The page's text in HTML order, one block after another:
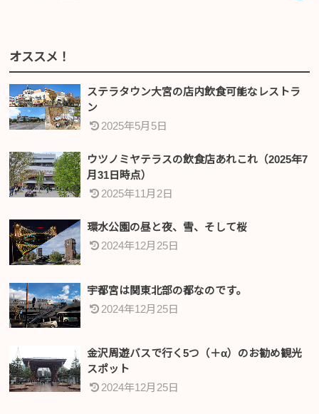
オススメ！
ステラタウン大宮の店内飲食可能なレストラ
ン
2025年5月5日
ウツノミヤテラスの飲食店あれこれ（2025年7
月31日時点）
2025年11月2日
環水公園の昼と夜、雪、そして桜
2024年12月25日
宇都宮は関東北部の都なのです。
2024年12月25日
金沢周遊バスで行く5つ（＋α）のお勧め観光
スポット
2024年12月25日